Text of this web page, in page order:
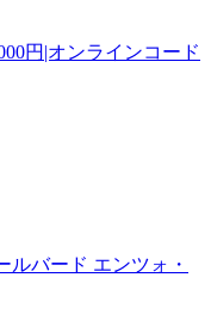
円|オンラインコード
ルバード エンツォ・